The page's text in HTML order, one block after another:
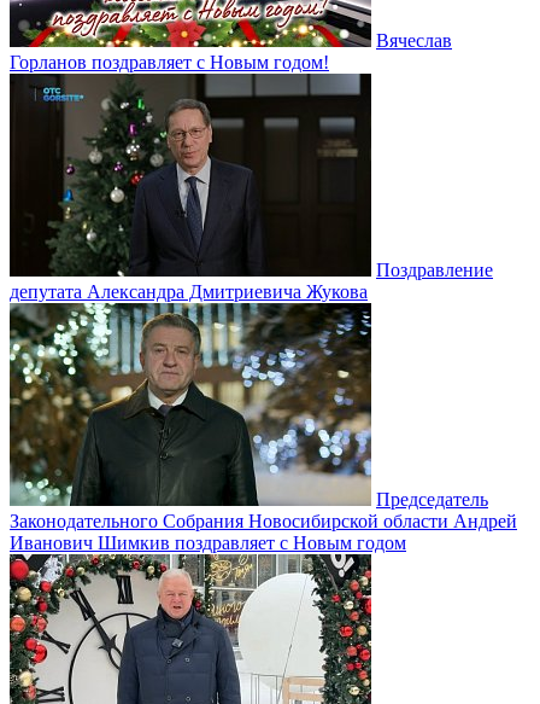
Вячеслав
Горланов поздравляет с Новым годом!
Поздравление
депутата Александра Дмитриевича Жукова
Председатель
Законодательного Собрания Новосибирской области Андрей
Иванович Шимкив поздравляет с Новым годом